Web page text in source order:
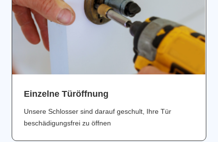
Einzelne Türöffnung
Unsere Schlosser sind darauf geschult, Ihre Tür
beschädigungsfrei zu öffnen